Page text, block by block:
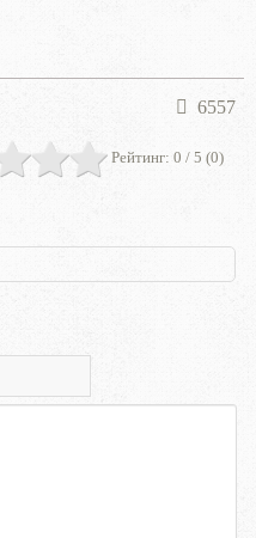
6557
Рейтинг: 0 / 5 (0)